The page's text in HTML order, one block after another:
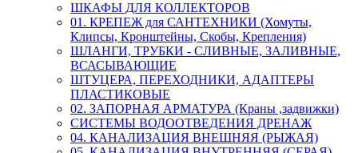
ШКАФЫ ДЛЯ КОЛЛЕКТОРОВ
01. КРЕПЕЖ для САНТЕХНИКИ (Хомуты,
Клипсы, Кронштейны, Скобы, Крепления)
ШЛАНГИ, ТРУБКИ - СЛИВНЫЕ, ЗАЛИВНЫЕ,
ВСАСЫВАЮЩИЕ
ШТУЦЕРА, ПЕРЕХОДНИКИ, АДАПТЕРЫ
ПЛАСТИКОВЫЕ
02. ЗАПОРНАЯ АРМАТУРА (Краны ,задвижки)
СИСТЕМЫ ВОДООТВЕДЕНИЯ ДРЕНАЖ
04. КАНАЛИЗАЦИЯ ВНЕШНЯЯ (РЫЖАЯ)